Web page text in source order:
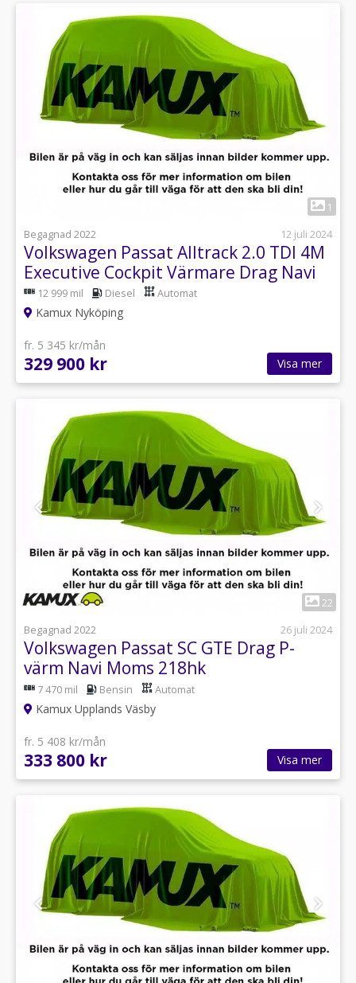
1
Begagnad 2022
12 juli 2024
Volkswagen Passat Alltrack 2.0 TDI 4M
Executive Cockpit Värmare Drag Navi
12 999 mil Diesel Automat
Kamux Nyköping
fr. 5 345 kr/mån
329 900 kr Visa mer
22
Begagnad 2022
26 juli 2024
Volkswagen Passat SC GTE Drag P-
värm Navi Moms 218hk
7 470 mil Bensin Automat
Kamux Upplands Väsby
fr. 5 408 kr/mån
333 800 kr Visa mer